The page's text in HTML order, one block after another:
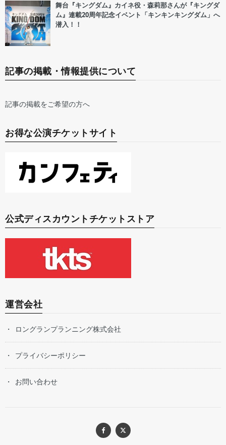
舞台『キングダム』カイネ役・森莉那さんが『キングダ
ム』連載20周年記念イベント「キンキンキングダム」へ
潜入！！
記事の掲載・情報提供について
記事の掲載をご希望の方へ
お得な公演チケットサイト
公式ディスカウントチケットストア
運営会社
ロングランプランニング株式会社
プライバシーポリシー
お問い合わせ